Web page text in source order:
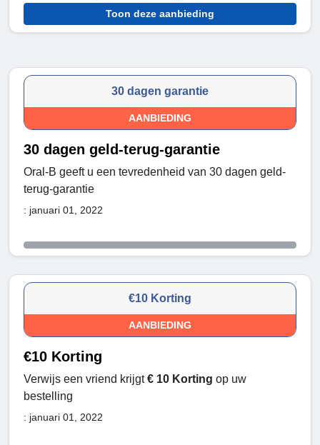
Toon deze aanbieding
30 dagen garantie
AANBIEDING
30 dagen geld-terug-garantie
Oral-B geeft u een tevredenheid van 30 dagen geld-
terug-garantie
: januari 01, 2022
€10 Korting
AANBIEDING
€10 Korting
Verwijs een vriend krijgt€ 10 Korting op uw
bestelling
: januari 01, 2022